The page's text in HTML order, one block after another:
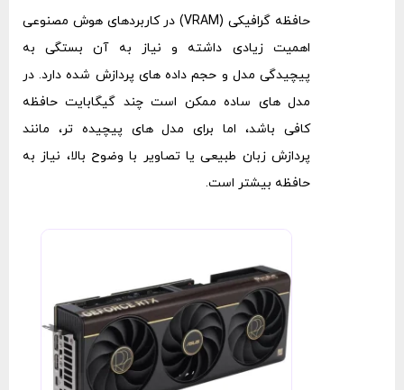
حافظه گرافیکی (VRAM) در کاربردهای هوش مصنوعی
اهمیت زیادی داشته و نیاز به آن بستگی به
پیچیدگی مدل و حجم داده ‌های پردازش شده دارد. در
مدل ‌های ساده ممکن است چند گیگابایت حافظه
کافی باشد، اما برای مدل ‌های پیچیده ‌تر، مانند
پردازش زبان طبیعی یا تصاویر با وضوح بالا، نیاز به
حافظه بیشتر است.